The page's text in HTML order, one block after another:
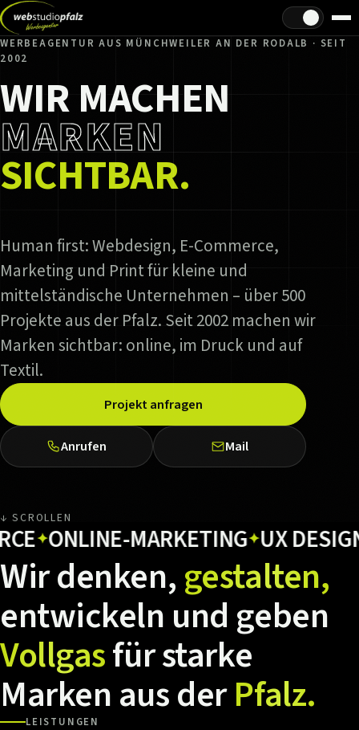
Hell/Dunkel
WERBEAGENTUR AUS MÜNCHWEILER AN DER RODALB · SEIT
2002
WIR MACHEN
MARKEN
SICHTBAR.
Human first: Webdesign, E-Commerce,
Marketing und Print für kleine und
mittelständische Unternehmen – über 500
Projekte aus der Pfalz. Seit 2002 machen wir
Marken sichtbar: online, im Druck und auf
Textil.
Projekt anfragen
Anrufen Mail
↓ SCROLLEN
ONLINE-MARKETING✦ UX DESIGN✦
Wirdenken,gestalten,
entwickeln und geben
Vollgasfürstarke
MarkenausderPfalz.
LEISTUNGEN